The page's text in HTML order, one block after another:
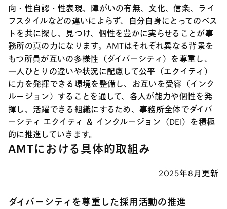
向・性自認・性表現、障がいの有無、文化、信条、ライ
フスタイルなどの違いによらず、自分自身にとってのベス
トを共に探し、見つけ、個性を豊かに実らせることが事
務所の真の力になります。AMTはそれぞれ異なる背景を
もつ所員が互いの多様性（ダイバーシティ）を尊重し、
一人ひとりの違いや状況に配慮して公平（エクイティ）
に力を発揮できる環境を整備し、お互いを受容（インク
ルージョン）することを通して、各人が能力や個性を発
揮し、活躍できる組織にするため、事務所全体でダイバ
ーシティ エクイティ ＆ インクルージョン（DEI）を積極
的に推進していきます。
AMTにおける具体的取組み
2025年8月更新
ダイバーシティを尊重した採用活動の推進